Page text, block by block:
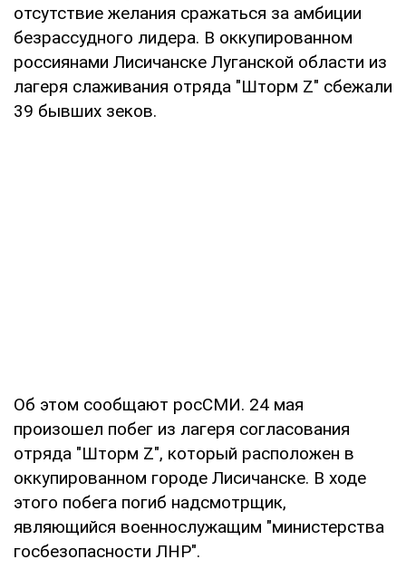
отсутствие желания сражаться за амбиции
безрассудного лидера. В оккупированном
россиянами Лисичанске Луганской области из
лагеря слаживания отряда "Шторм Z" сбежали
39 бывших зеков.
Об этом сообщают росСМИ. 24 мая
произошел побег из лагеря согласования
отряда "Шторм Z", который расположен в
оккупированном городе Лисичанске. В ходе
этого побега погиб надсмотрщик,
являющийся военнослужащим "министерства
госбезопасности ЛНР".